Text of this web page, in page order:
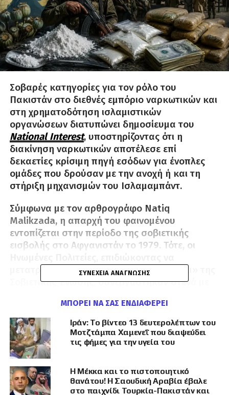
Σοβαρές κατηγορίες για τον ρόλο του
Πακιστάν στο διεθνές εμπόριο ναρκωτικών και
στη χρηματοδότηση ισλαμιστικών
οργανώσεων διατυπώνει δημοσίευμα του
National Interest, υποστηρίζοντας ότι η
διακίνηση ναρκωτικών αποτέλεσε επί
δεκαετίες κρίσιμη πηγή εσόδων για ένοπλες
ομάδες που δρούσαν με την ανοχή ή και τη
στήριξη μηχανισμών του Ισλαμαμπάντ.
Σύμφωνα με τον αρθρογράφο Natiq
Malikzada, η απαρχή του φαινομένου
εντοπίζεται στην περίοδο της σοβιετικής
εισβολής στο Αφγανιστάν το 1979. Τότε, οι
μετατρέψουν το Αφγανιστάν σε «Βιετνάμ» της
Σοβιετικής Ένωσης, συνεργάστηκαν στενά με
Μέσα από το πακιστανικό έδαφος πέρασαν
όπλα, χρήματα, εθελοντές και τζιχαντιστές για
την ενίσχυση των μουτζαχεντίν. Το πανίσχυρο
δίκτυο της πακιστανικής υπηρεσίας
πληροφοριών ISI βρέθηκε στο κέντρο αυτής
της επιχείρησης, αποκτώντας πρόσβαση σε
τεράστια κονδύλια και μέσα.
ΣΥΝΈΧΕΙΑ ΑΝΆΓΝΩΣΗΣ
ΜΠΟΡΕΊ ΝΑ ΣΑΣ ΕΝΔΙΑΦΈΡΕΙ
Ιράν: Το βίντεο 13 δευτερολέπτων του
Μοτζτάμπα Χαμενεΐ που διαψεύδει
τις φήμες για την υγεία του
Η Μέκκα και το πιστοποιητικό
θανάτου! Η Σαουδική Αραβία έβαλε
στο παιχνίδι Τουρκία-Πακιστάν και